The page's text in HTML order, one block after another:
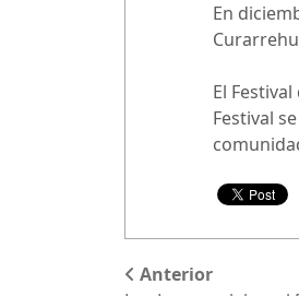
En
El
Festival
Anterior